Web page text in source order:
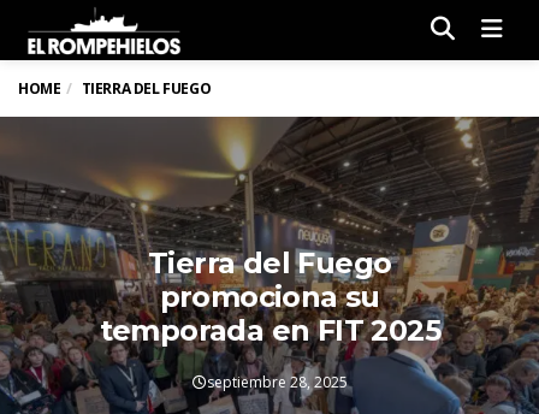
HOME TIERRA DEL FUEGO
Tierra del Fuego
promociona su
temporada en FIT 2025
septiembre 28, 2025